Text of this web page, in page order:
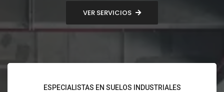
VER SERVICIOS
ESPECIALISTAS EN SUELOS INDUSTRIALES